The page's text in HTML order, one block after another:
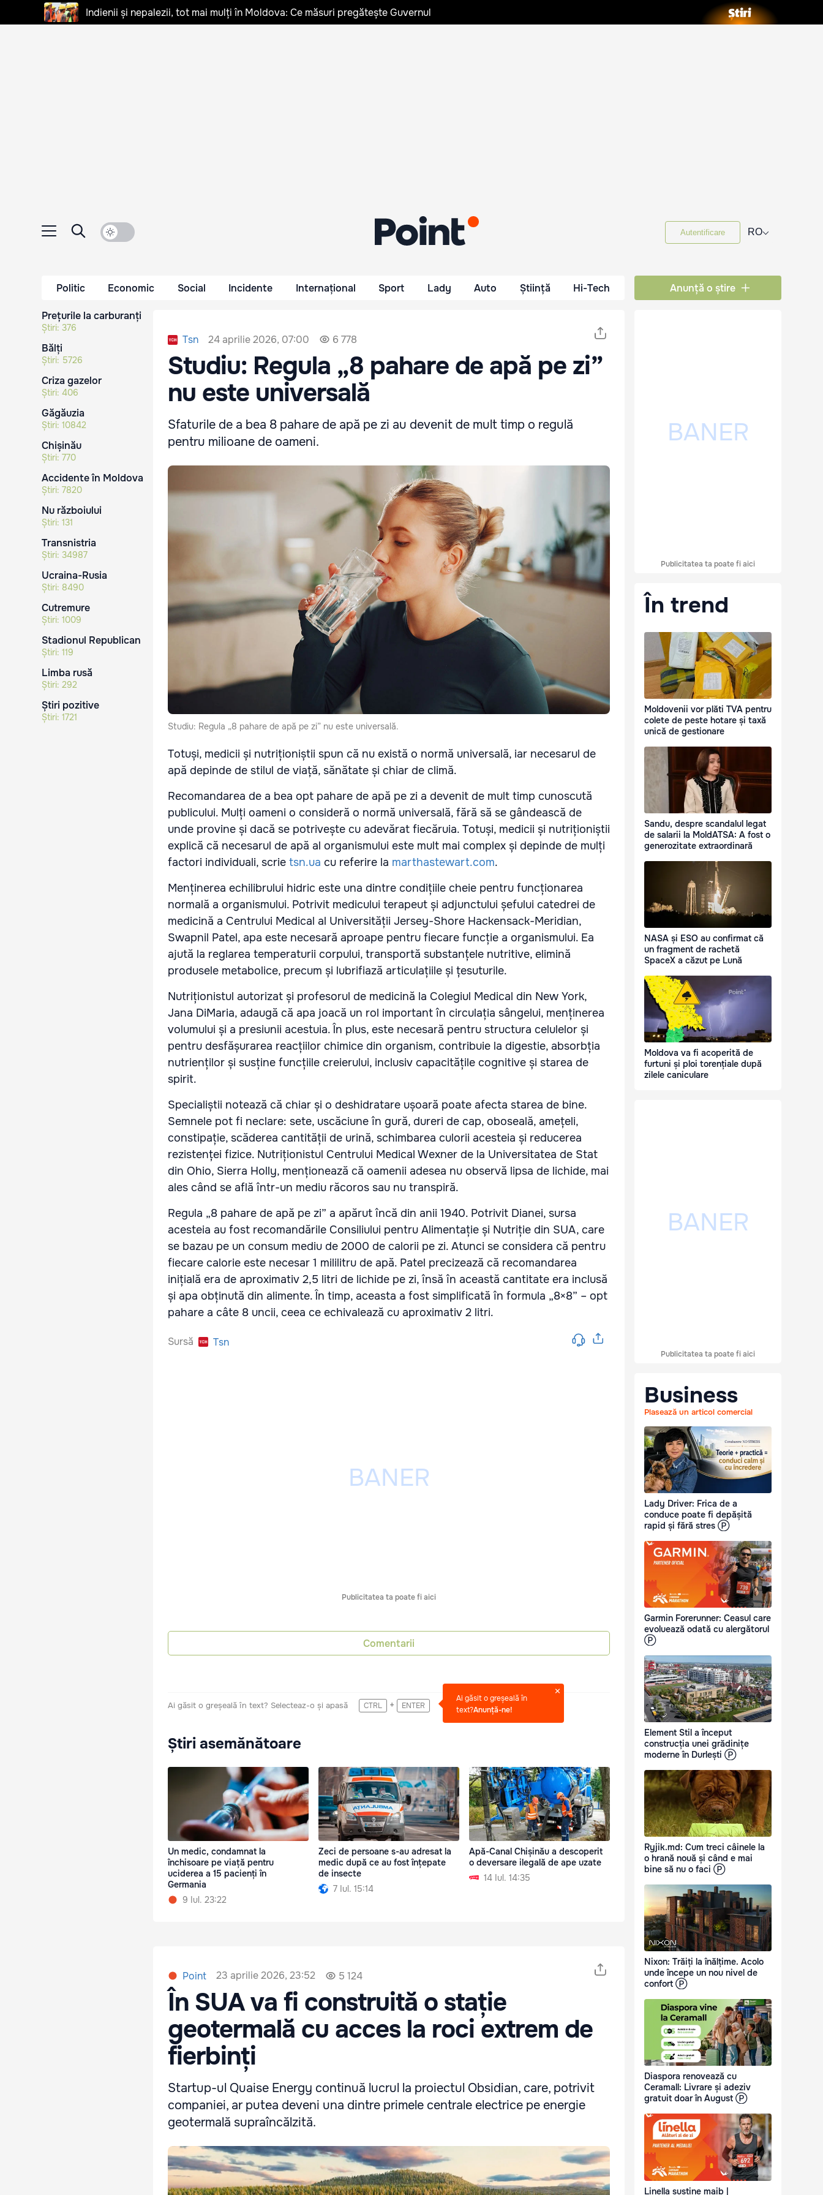
Indienii și nepalezii, tot mai mulți în Moldova: Ce măsuri pregătește Guvernul
Autentificare RO⌵
Politic Economic Social Incidente Internațional Sport Lady Auto Știință Hi-Tech Anunță o știre
Prețurile la carburanți
Știri: 376
Bălți
Știri: 5726
Criza gazelor
Știri: 406
Găgăuzia
Știri: 10842
Chișinău
Știri: 770
Accidente în Moldova
Știri: 7820
Nu războiului
Știri: 131
Transnistria
Știri: 34987
Ucraina-Rusia
Știri: 8490
Cutremure
Știri: 1009
Stadionul Republican
Știri: 119
Limba rusă
Știri: 292
Știri pozitive
Știri: 1721
Tsn 24 aprilie 2026, 07:00 6 778
Studiu: Regula „8 pahare de apă pe zi”
nu este universală
Sfaturile de a bea 8 pahare de apă pe zi au devenit de mult timp o regulă
pentru milioane de oameni.
Studiu: Regula „8 pahare de apă pe zi” nu este universală.
Totuși, medicii și nutriționiștii spun că nu există o normă universală, iar necesarul de
apă depinde de stilul de viață, sănătate și chiar de climă.
Recomandarea de a bea opt pahare de apă pe zi a devenit de mult timp cunoscută
publicului. Mulți oameni o consideră o normă universală, fără să se gândească de
unde provine și dacă se potrivește cu adevărat fiecăruia. Totuși, medicii și nutriționiștii
explică că necesarul de apă al organismului este mult mai complex și depinde de mulți
factori individuali, scrie tsn.ua cu referire la marthastewart.com.
Menținerea echilibrului hidric este una dintre condițiile cheie pentru funcționarea
normală a organismului. Potrivit medicului terapeut și adjunctului șefului catedrei de
medicină a Centrului Medical al Universității Jersey-Shore Hackensack-Meridian,
Swapnil Patel, apa este necesară aproape pentru fiecare funcție a organismului. Ea
ajută la reglarea temperaturii corpului, transportă substanțele nutritive, elimină
produsele metabolice, precum și lubrifiază articulațiile și țesuturile.
Nutriționistul autorizat și profesorul de medicină la Colegiul Medical din New York,
Jana DiMaria, adaugă că apa joacă un rol important în circulația sângelui, menținerea
volumului și a presiunii acestuia. În plus, este necesară pentru structura celulelor și
pentru desfășurarea reacțiilor chimice din organism, contribuie la digestie, absorbția
nutrienților și susține funcțiile creierului, inclusiv capacitățile cognitive și starea de
spirit.
Specialiștii notează că chiar și o deshidratare ușoară poate afecta starea de bine.
Semnele pot fi neclare: sete, uscăciune în gură, dureri de cap, oboseală, amețeli,
constipație, scăderea cantității de urină, schimbarea culorii acesteia și reducerea
rezistenței fizice. Nutriționistul Centrului Medical Wexner de la Universitatea de Stat
din Ohio, Sierra Holly, menționează că oamenii adesea nu observă lipsa de lichide, mai
ales când se află într-un mediu răcoros sau nu transpiră.
Regula „8 pahare de apă pe zi” a apărut încă din anii 1940. Potrivit Dianei, sursa
acesteia au fost recomandările Consiliului pentru Alimentație și Nutriție din SUA, care
se bazau pe un consum mediu de 2000 de calorii pe zi. Atunci se considera că pentru
fiecare calorie este necesar 1 mililitru de apă. Patel precizează că recomandarea
inițială era de aproximativ 2,5 litri de lichide pe zi, însă în această cantitate era inclusă
și apa obținută din alimente. În timp, aceasta a fost simplificată în formula „8×8” – opt
pahare a câte 8 uncii, ceea ce echivalează cu aproximativ 2 litri.
Sursă Tsn
Publicitatea ta poate fi aici
Comentarii
Ai găsit o greșeală în text? Selecteaz-o și apasă CTRL + ENTER
Ai găsit o greșeală în
text?Anunță-ne!
Știri asemănătoare
Un medic, condamnat la
închisoare pe viață pentru
uciderea a 15 pacienți în
Germania
9 Iul. 23:22
Zeci de persoane s-au adresat la
medic după ce au fost înțepate
de insecte
7 Iul. 15:14
Apă-Canal Chișinău a descoperit
o deversare ilegală de ape uzate
14 Iul. 14:35
Point 23 aprilie 2026, 23:52 5 124
În SUA va fi construită o stație
geotermală cu acces la roci extrem de
fierbinți
Startup-ul Quaise Energy continuă lucrul la proiectul Obsidian, care, potrivit
companiei, ar putea deveni una dintre primele centrale electrice pe energie
geotermală supraîncălzită.
Publicitatea ta poate fi aici
În trend
Moldovenii vor plăti TVA pentru
colete de peste hotare și taxă
unică de gestionare
Sandu, despre scandalul legat
de salarii la MoldATSA: A fost o
generozitate extraordinară
NASA și ESO au confirmat că
un fragment de rachetă
SpaceX a căzut pe Lună
Moldova va fi acoperită de
furtuni și ploi torențiale după
zilele caniculare
Publicitatea ta poate fi aici
Business
Plasează un articol comercial
Lady Driver: Frica de a
conduce poate fi depășită
rapid și fără stres Ⓟ
Garmin Forerunner: Ceasul care
evoluează odată cu alergătorul
Ⓟ
Element Stil a început
construcția unei grădinițe
moderne în Durlești Ⓟ
Ryjik.md: Cum treci câinele la
o hrană nouă și când e mai
bine să nu o faci Ⓟ
Nixon: Trăiți la înălțime. Acolo
unde începe un nou nivel de
confort Ⓟ
Diaspora renovează cu
Ceramall: Livrare și adeziv
gratuit doar în August Ⓟ
Linella susține maib |